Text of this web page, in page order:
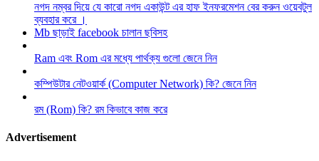
নগদ নম্বর দিয়ে যে কারো নগদ একাউন্ট এর হাফ ইনফরমেশন বের করুন ওয়েবটুল
ব্যবহার করে ।
Mb ছাড়াই facebook চালান ছবিসহ
Ram এবং Rom এর মধ্যে পার্থক্য গুলো জেনে নিন
কম্পিউটার নেটওয়ার্ক (Computer Network) কি? জেনে নিন
রম (Rom) কি? রম কিভাবে কাজ করে
Advertisement